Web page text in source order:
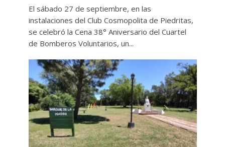
El sábado 27 de septiembre, en las
instalaciones del Club Cosmopolita de Piedritas,
se celebró la Cena 38° Aniversario del Cuartel
de Bomberos Voluntarios, un...